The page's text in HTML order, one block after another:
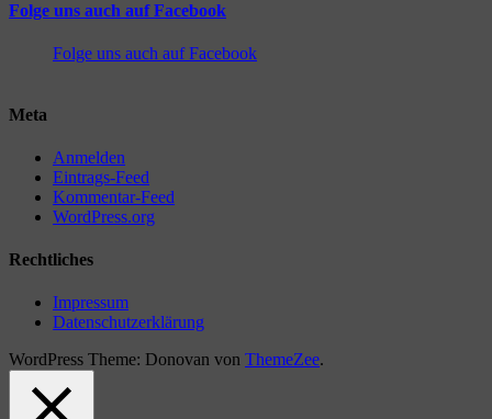
Folge uns auch auf Facebook
Folge uns auch auf Facebook
Meta
Anmelden
Eintrags-Feed
Kommentar-Feed
WordPress.org
Rechtliches
Impressum
Datenschutzerklärung
WordPress Theme: Donovan von ThemeZee.